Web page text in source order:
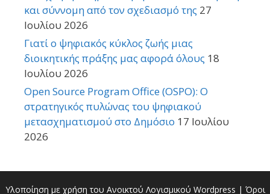
και σύννομη από τον σχεδιασμό της 27
Ιουλίου 2026
Γιατί ο ψηφιακός κύκλος ζωής μιας
διοικητικής πράξης μας αφορά όλους 18
Ιουλίου 2026
Open Source Program Office (OSPO): Ο
στρατηγικός πυλώνας του ψηφιακού
μετασχηματισμού στο Δημόσιο 17 Ιουλίου
2026
Υλοποίηση με χρήση του Ανοικτού Λογισμικού Wordpress | Όροι